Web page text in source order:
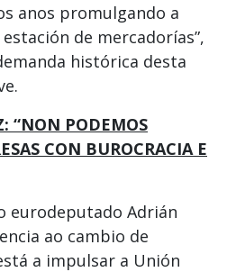
anos promulgando a
de mercadorías”,
histórica desta
“NON PODEMOS
CON BUROCRACIA E
eurodeputado Adrián
ao cambio de
a impulsar a Unión